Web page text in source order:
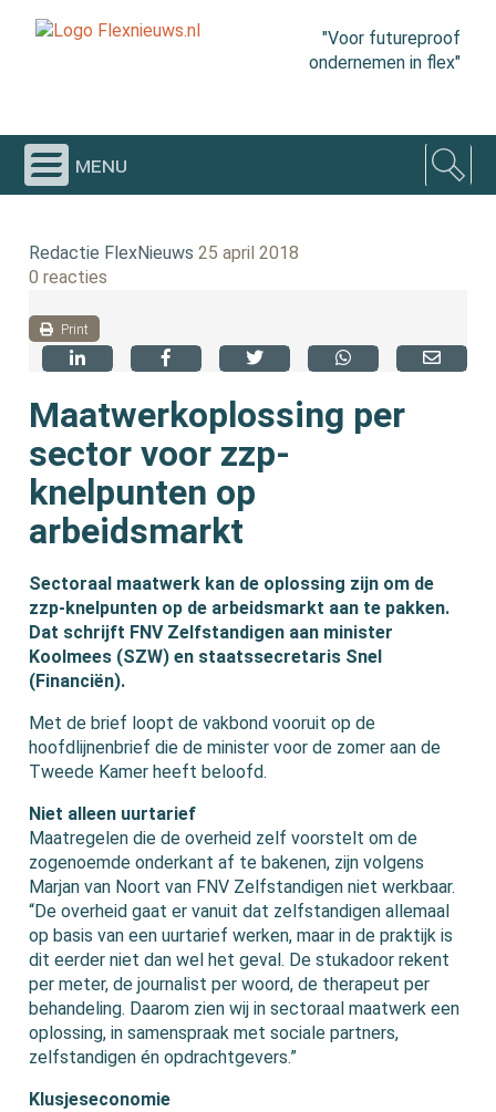
"Voor futureproof
ondernemen in flex"
menu
Redactie FlexNieuws 25 april 2018
0 reacties
Print
Maatwerkoplossing per
sector voor zzp-
knelpunten op
arbeidsmarkt
Sectoraal maatwerk kan de oplossing zijn om de
zzp-knelpunten op de arbeidsmarkt aan te pakken.
Dat schrijft FNV Zelfstandigen aan minister
Koolmees (SZW) en staatssecretaris Snel
(Financiën).
Met de brief loopt de vakbond vooruit op de
hoofdlijnenbrief die de minister voor de zomer aan de
Tweede Kamer heeft beloofd.
Niet alleen uurtarief
Maatregelen die de overheid zelf voorstelt om de
zogenoemde onderkant af te bakenen, zijn volgens
Marjan van Noort van FNV Zelfstandigen niet werkbaar.
“De overheid gaat er vanuit dat zelfstandigen allemaal
op basis van een uurtarief werken, maar in de praktijk is
dit eerder niet dan wel het geval. De stukadoor rekent
per meter, de journalist per woord, de therapeut per
behandeling. Daarom zien wij in sectoraal maatwerk een
oplossing, in samenspraak met sociale partners,
zelfstandigen én opdrachtgevers.”
Klusjeseconomie